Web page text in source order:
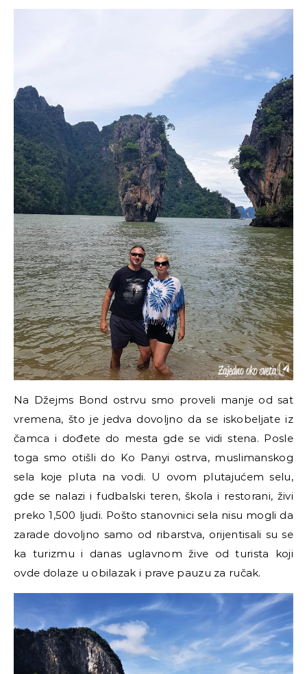
Na Džejms Bond ostrvu smo proveli manje od sat
vremena, što je jedva dovoljno da se iskobeljate iz
čamca i dođete do mesta gde se vidi stena. Posle
toga smo otišli do Ko Panyi ostrva, muslimanskog
sela koje pluta na vodi. U ovom plutajućem selu,
gde se nalazi i fudbalski teren, škola i restorani, živi
preko 1,500 ljudi. Pošto stanovnici sela nisu mogli da
zarade dovoljno samo od ribarstva, orijentisali su se
ka turizmu i danas uglavnom žive od turista koji
ovde dolaze u obilazak i prave pauzu za ručak.